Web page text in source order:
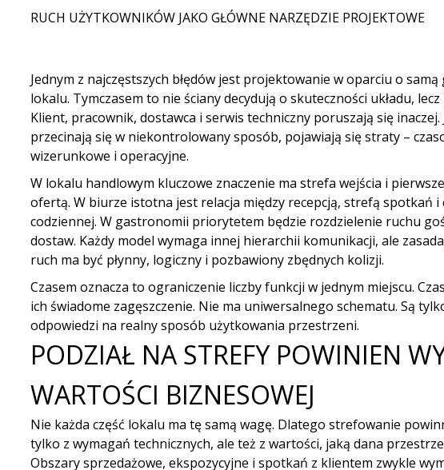
RUCH UŻYTKOWNIKÓW JAKO GŁÓWNE NARZĘDZIE PROJEKTOWE
Jednym z najczęstszych błędów jest projektowanie w oparciu o
lokalu. Tymczasem to nie ściany decydują o skuteczności układu, lecz
Klient, pracownik, dostawca i serwis techniczny poruszają się inaczej.
przecinają się w niekontrolowany sposób, pojawiają się straty –
wizerunkowe i operacyjne.
W lokalu handlowym kluczowe znaczenie ma strefa wejścia i
ofertą. W biurze istotna jest relacja między recepcją, strefą spotkań i
codziennej. W gastronomii priorytetem będzie rozdzielenie ruchu
dostaw. Każdy model wymaga innej hierarchii komunikacji, ale
ruch ma być płynny, logiczny i pozbawiony zbędnych kolizji.
Czasem oznacza to ograniczenie liczby funkcji w jednym miejscu.
ich świadome zagęszczenie. Nie ma uniwersalnego schematu. Są
odpowiedzi na realny sposób użytkowania przestrzeni.
PODZIAŁ NA STREFY POWINIEN
WARTOŚCI BIZNESOWEJ
Nie każda część lokalu ma tę samą wagę. Dlatego strefowanie
tylko z wymagań technicznych, ale też z wartości, jaką dana
Obszary sprzedażowe, ekspozycyjne i spotkań z klientem zwykle